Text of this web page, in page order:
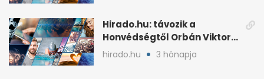
Hirado.hu: távozik a
Honvédségtől Orbán Viktor
fia, Orbán Gáspár
hirado.hu 3 hónapja